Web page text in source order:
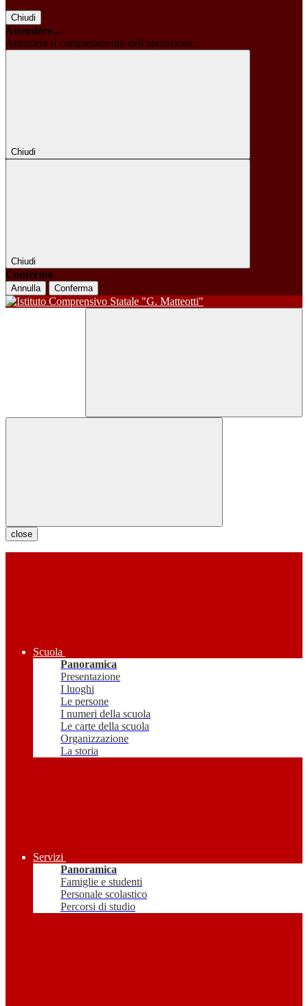
Chiudi
Attendere...
Attendere il completamento dell'operazione...
Chiudi
Chiudi
Conferma
Annulla Conferma
close
Scuola
Panoramica
Presentazione
I luoghi
Le persone
I numeri della scuola
Le carte della scuola
Organizzazione
La storia
Servizi
Panoramica
Famiglie e studenti
Personale scolastico
Percorsi di studio